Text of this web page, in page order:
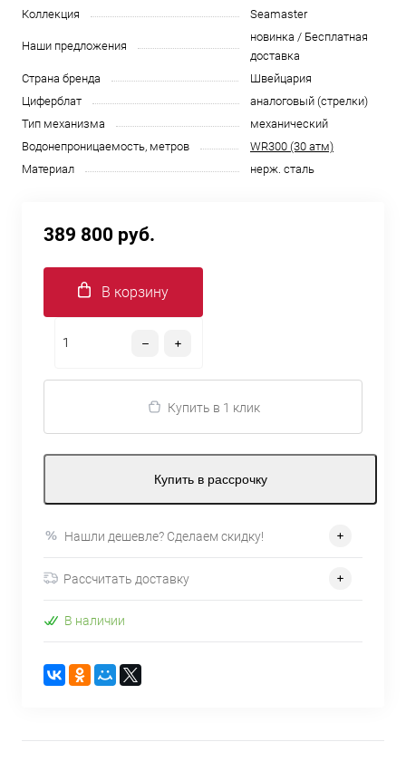
Коллекция
Seamaster
Наши предложения
новинка / Бесплатная
доставка
Страна бренда
Швейцария
Циферблат
аналоговый (стрелки)
Тип механизма
механический
Водонепроницаемость, метров
WR300 (30 атм)
Материал
нерж. сталь
389 800 руб.
В корзину
Купить в 1 клик
Купить в рассрочку
Нашли дешевле? Сделаем скидку!
Рассчитать доставку
В наличии